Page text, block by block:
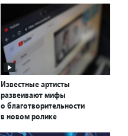
Известные артисты
развеивают мифы
о благотворительности
в новом ролике